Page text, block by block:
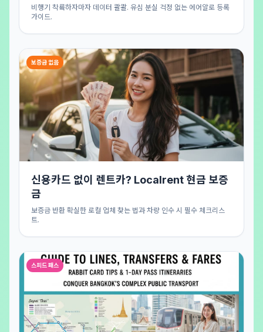
비행기 착륙하자마자 데이터 콸콸. 유심 분실 걱정 없는 에어알로 등록
가이드.
보증금 없음
신용카드 없이 렌트카? Localrent 현금 보증
금
보증금 반환 확실한 로컬 업체 찾는 법과 차량 인수 시 필수 체크리스
트.
스피드 패스